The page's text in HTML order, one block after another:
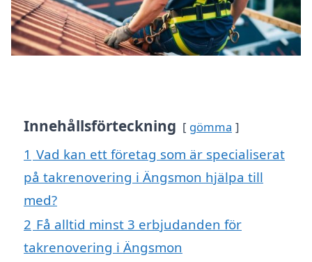
Innehållsförteckning gömma
1 Vad kan ett företag som är specialiserat
på takrenovering i Ängsmon hjälpa till
med?
2 Få alltid minst 3 erbjudanden för
takrenovering i Ängsmon